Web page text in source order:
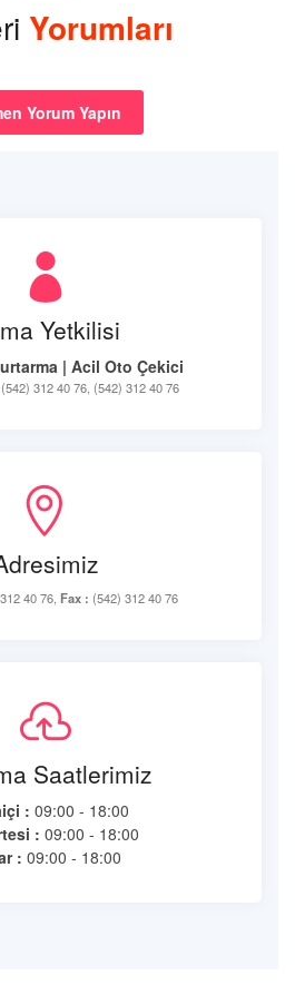
Yorumları
Yorum Yapın
Yetkilisi
| Acil Oto Çekici
(542) 312 40 76, (542) 312 40 76
40 76, Fax : (542) 312 40 76
Saatlerimiz
: 09:00 - 18:00
: 09:00 - 18:00
: 09:00 - 18:00